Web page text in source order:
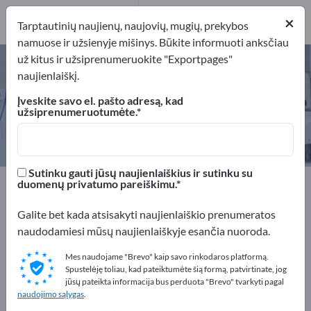
Odontologiniai instrumentai –
raskite gamintojus ir tiekėjus
Eksportuotojai Gamintojai
Gamintojai6
Exportpages
Medicina ir laboratorinė technika
Reklamuokitės nemokamai
Exportpages!
Poreikiai – Pasiūlymai – Naudotos prekės – Verslo
kontaktai >> pradėkite čia
×
Tarptautinių naujienų, naujovių, mugių, prekybos
namuose ir užsienyje mišinys. Būkite informuoti anksčiau
už kitus ir užsiprenumeruokite "Exportpages"
naujienlaiškį.
Įveskite savo el. pašto adresą, kad
užsiprenumeruotumėte.
Sutinku gauti jūsų naujienlaiškius ir sutinku su
duomenų privatumo pareiškimu.
Galite bet kada atsisakyti naujienlaiškio prenumeratos
naudodamiesi mūsų naujienlaiškyje esančia nuoroda.
Mes naudojame "Brevo" kaip savo rinkodaros platformą.
Spustelėję toliau, kad pateiktumėte šią formą, patvirtinate, jog
jūsų pateikta informacija bus perduota "Brevo" tvarkyti pagal
naudojimo sąlygas.